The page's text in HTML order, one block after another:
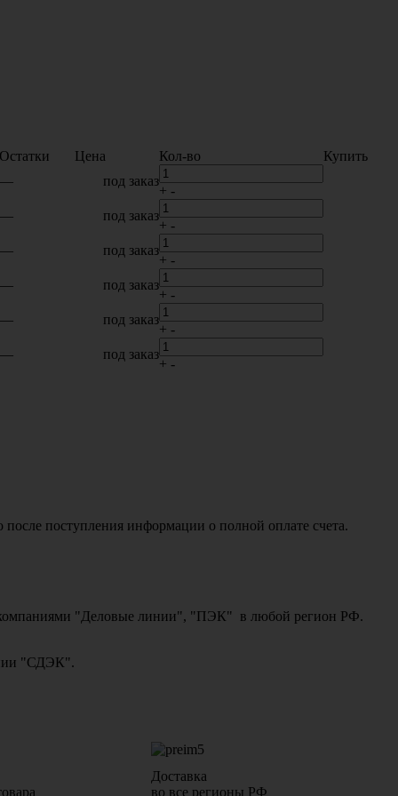
Остатки Цена Кол-во
Купить
— под заказ
+ -
— под заказ
+ -
— под заказ
+ -
— под заказ
+ -
— под заказ
+ -
— под заказ
+ -
поступления информации о полной оплате счета.
компаниями "Деловые линии", "ПЭК" в любой регион РФ.
"СДЭК".
Доставка
во все регионы РФ